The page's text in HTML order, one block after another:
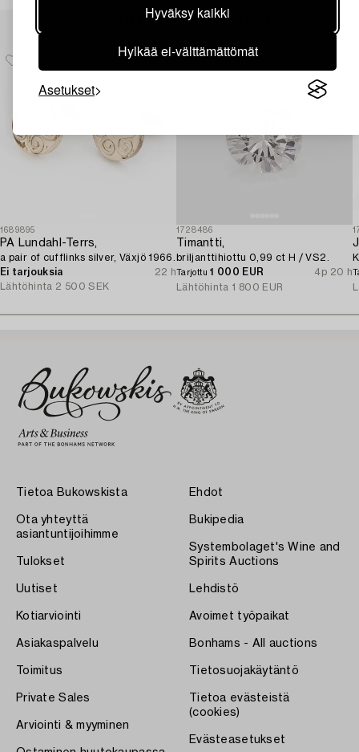
Hyväksy kaikki
Hylkää ei-välttämättömät
Asetukset
Muiden katsomia kohteita
1689895
PA Lundahl-Terrs,
a pair of cufflinks silver, Växjö 1966.
Ei tarjouksia
22 h
Lähtöhinta 2 500 SEK
1728486
Timantti,
briljanttihiottu 0,99 ct H / VS2.
Tarjottu1 000 EUR
4p 20 h
Lähtöhinta 1 800 EUR
Tietoa Bukowskista
Ota yhteyttä
asiantuntijoihimme
Tulokset
Uutiset
Kotiarviointi
Asiakaspalvelu
Toimitus
Private Sales
Arviointi & myyminen
Ehdot
Bukipedia
Systembolaget's Wine and
Spirits Auctions
Lehdistö
Avoimet työpaikat
Bonhams - All auctions
Tietosuojakäytäntö
Tietoa evästeistä
(cookies)
Evästeasetukset